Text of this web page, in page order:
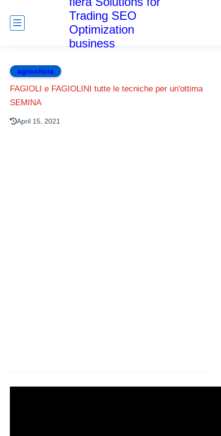
Trading SEO
Optimization
business
agricoltura
FAGIOLI e FAGIOLINI tutte le tecniche per un'ottima
SEMINA
April 15, 2021